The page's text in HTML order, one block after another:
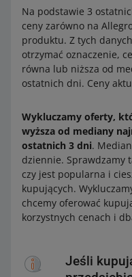
Na podstawie 3
ceny zarówno na
produktu. Z tych
otrzymać oznaczenie,
równa lub niższa od
ostatnich dni. Ceny
Wykluczamy oferty,
wyższa od mediany
ostatnich 3 dni.
dziennie. Sprawdzamy
czy jest popularna i
kupujących.
chcemy oferować
korzystnych cenach i
Jeśli